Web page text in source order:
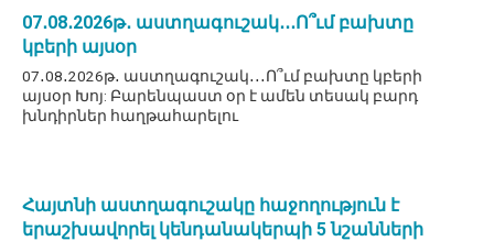
07․08․2026թ․ աստղագուշակ․․․Ո՞ւմ բախտը
կբերի այսօր
07․08․2026թ․ աստղագուշակ․․․Ո՞ւմ բախտը կբերի
այսօր Խոյ: Բարենպաստ օր է ամեն տեսակ բարդ
խնդիրներ հաղթահարելու
Հայտնի աստղագուշակը հաջողություն է
երաշխավորել կենդանակերպի 5 նշանների